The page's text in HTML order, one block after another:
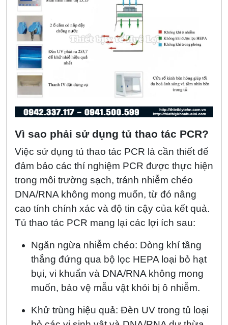
Vì sao phải sử dụng tủ thao tác PCR?
Việc sử dụng tủ thao tác PCR là cần thiết để
đảm bảo các thí nghiệm PCR được thực hiện
trong môi trường sạch, tránh nhiễm chéo
DNA/RNA không mong muốn, từ đó nâng
cao tính chính xác và độ tin cậy của kết quả.
Tủ thao tác PCR mang lại các lợi ích sau:
Ngăn ngừa nhiễm chéo: Dòng khí tầng
thẳng đứng qua bộ lọc HEPA loại bỏ hạt
bụi, vi khuẩn và DNA/RNA không mong
muốn, bảo vệ mẫu vật khỏi bị ô nhiễm.
Khử trùng hiệu quả: Đèn UV trong tủ loại